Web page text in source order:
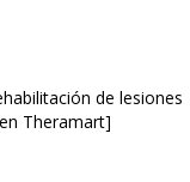
de lesiones
Theramart]